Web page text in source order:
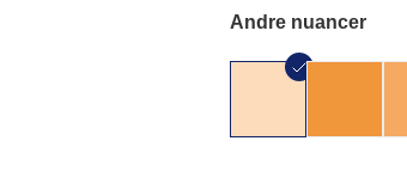
Andre nuancer